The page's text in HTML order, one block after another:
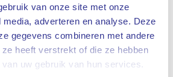
van onze site met onze
adverteren en analyse. Deze
gegevens combineren met andere
heeft verstrekt of die ze hebben
uw gebruik van hun services.
Sluiten
Beleggen
28 mei 2024